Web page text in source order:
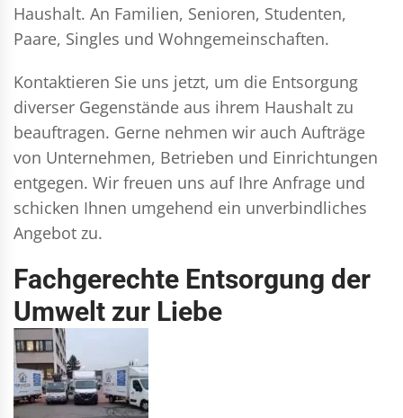
Haushalt. An Familien, Senioren, Studenten,
Paare, Singles und Wohngemeinschaften.
Kontaktieren Sie uns jetzt, um die Entsorgung
diverser Gegenstände aus ihrem Haushalt zu
beauftragen. Gerne nehmen wir auch Aufträge
von Unternehmen, Betrieben und Einrichtungen
entgegen. Wir freuen uns auf Ihre Anfrage und
schicken Ihnen umgehend ein unverbindliches
Angebot zu.
Fachgerechte Entsorgung der
Umwelt zur Liebe